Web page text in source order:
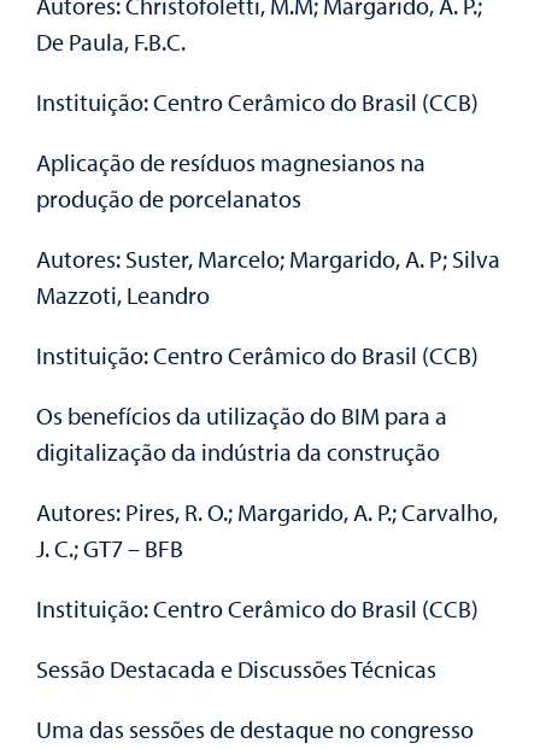
De Paula, F.B.C.
Instituição: Centro Cerâmico do Brasil (CCB)
Aplicação de resíduos magnesianos na
produção de porcelanatos
Autores: Suster, Marcelo; Margarido, A. P; Silva
Mazzoti, Leandro
Instituição: Centro Cerâmico do Brasil (CCB)
Os benefícios da utilização do BIM para a
digitalização da indústria da construção
Autores: Pires, R. O.; Margarido, A. P.; Carvalho,
J. C.; GT7 – BFB
Instituição: Centro Cerâmico do Brasil (CCB)
Sessão Destacada e Discussões Técnicas
Uma das sessões de destaque no congresso